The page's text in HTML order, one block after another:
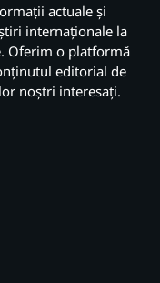
actuale și
internaționale la
Oferim o platformă
editorial de
noștri interesați.